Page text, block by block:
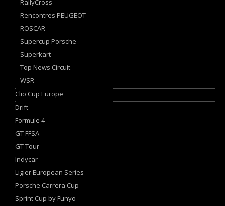
RallyCross
Rencontres PEUGEOT
ROSCAR
Supercup Porsche
Superkart
Top News Circuit
WSR
Clio Cup Europe
Drift
Formule 4
GT FFSA
GT Tour
Indycar
Ligier European Series
Porsche Carrera Cup
Sprint Cup by Funyo